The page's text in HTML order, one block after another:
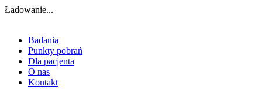
Ładowanie...
Badania
Punkty pobrań
Dla pacjenta
O nas
Kontakt